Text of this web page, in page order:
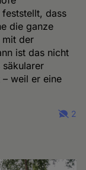
dass
die ganze
mit der
ist das nicht
säkularer
weil er eine
2